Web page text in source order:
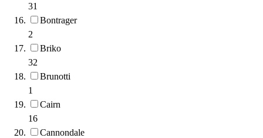
31
Bontrager
2
Briko
32
Brunotti
1
Cairn
16
Cannondale